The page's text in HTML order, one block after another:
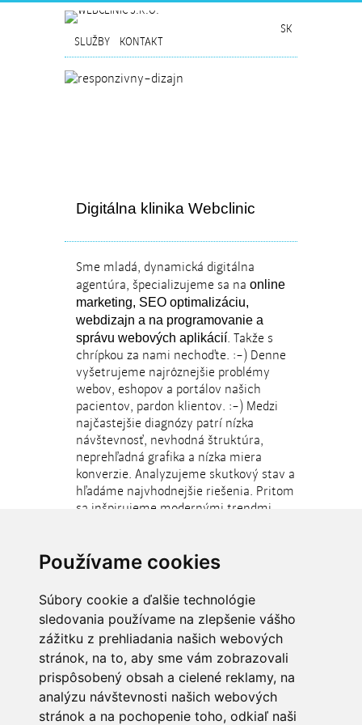
Používame cookies
Súbory cookie a ďalšie technológie
sledovania používame na zlepšenie vášho
zážitku z prehliadania našich webových
stránok, na to, aby sme vám zobrazovali
prispôsobený obsah a cielené reklamy, na
analýzu návštevnosti našich webových
stránok a na pochopenie toho, odkiaľ naši
SLUŽBY KONTAKT
SK
Digitálna klinika Webclinic
Sme mladá, dynamická digitálna
agentúra, špecializujeme sa na online
marketing, SEO optimalizáciu,
webdizajn a na programovanie a
správu webových aplikácií. Takže s
chrípkou za nami nechoďte. :-) Denne
vyšetrujeme najrôznejšie problémy
webov, eshopov a portálov našich
pacientov, pardon klientov. :-) Medzi
najčastejšie diagnózy patrí nízka
návštevnosť, nevhodná štruktúra,
neprehľadná grafika a nízka miera
konverzie. Analyzujeme skutkový stav a
hľadáme najvhodnejšie riešenia. Pritom
sa inšpirujeme modernými trendmi,
efektívnejší online marketing, teda
miera konverzie, čo znamená viac
zákazníkov a nižšie náklady.